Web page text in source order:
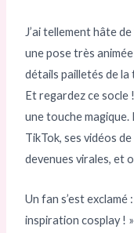
J’ai tellement hâte
une pose très
détails pailletés de
Et regardez ce socle
une touche
TikTok, ses vidéos
devenues virales, et
Un fan s’est
inspiration cosplay !